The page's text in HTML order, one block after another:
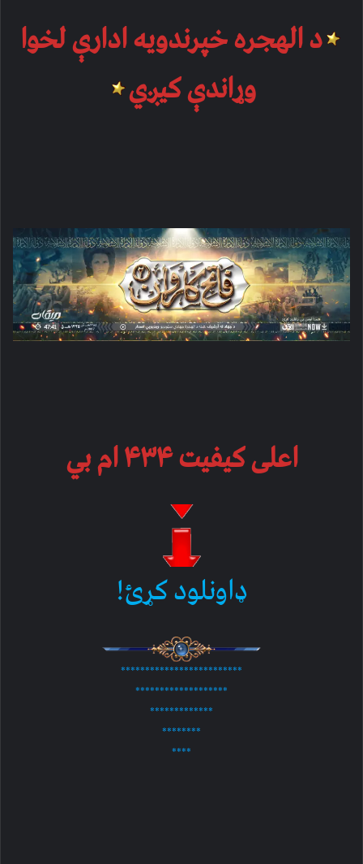
د الهجره خپرندویه ادارې لخوا
وړاندې کیږي
اعلی کیفیت ۴۳۴ ام بي
ډاونلود کړئ!
*************************
*******************
*************
********
****